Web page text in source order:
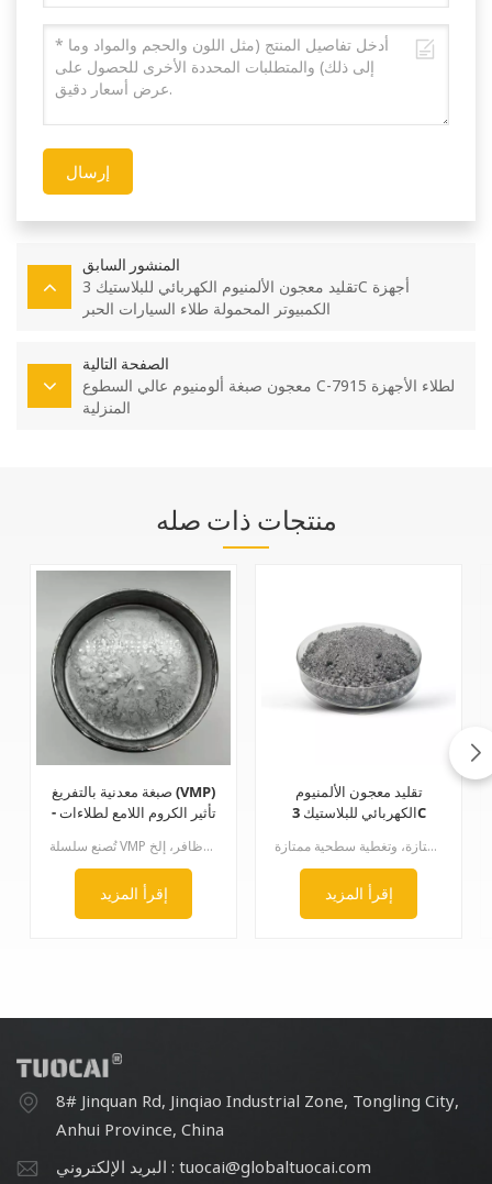
إرسال
المنشور السابق
تقليد معجون الألمنيوم الكهربائي للبلاستيك 3C أجهزة
الكمبيوتر المحمولة طلاء السيارات الحبر
الصفحة التالية
معجون صبغة ألومنيوم عالي السطوع C-7915 لطلاء الأجهزة
المنزلية
منتجات ذات صله
صبغة معدنية بالتفريغ (VMP)
- تأثير الكروم اللامع لطلاءات
تُصنع سلسلة VMP بعملية خاصة. سطح الألومنيوم أملس ورقيق، لكن نسبة القطر إلى السماكة كبيرة جدًا. يتميز هذا السطح بلمعانه وتأثيره الشبيه بالمرآة الكرومية وقدرته الممتازة على التغطية، وبالتالي، فإن نسبة ضئيلة منه تكفي لتحقيق أداء مثالي لطلاء الكروم.الاستخدام: يُستخدم للسيارات، والعجلات، والطلاء الرذاذي، والحبر، وطلاء الأظافر، إلخ.
إقرأ المزيد
تقليد معجون الألمنيوم
الكهربائي للبلاستيك 3C
طلاء السيارات الحبر يتم تصنيع معجون الألمنيوم المقلد بتقنية الطحن الإلكتروني باستخدام تقنية طحن خاصة. يتميز المعجون بسطح أملس للغاية، ومحاذاة اتجاهية ممتازة، وتسوية ممتازة، وتغطية سطحية ممتازة.
إقرأ المزيد
8# Jinquan Rd, Jinqiao Industrial Zone, Tongling City,
Anhui Province, China
البريد الإلكتروني : tuocai@globaltuocai.com